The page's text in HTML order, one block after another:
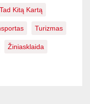
Tad Kitą Kartą
Turizmas
Žiniasklaida